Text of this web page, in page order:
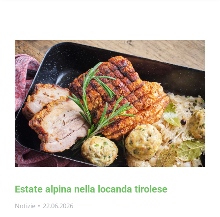
Estate alpina nella locanda tirolese
Notizie 22.06.2026